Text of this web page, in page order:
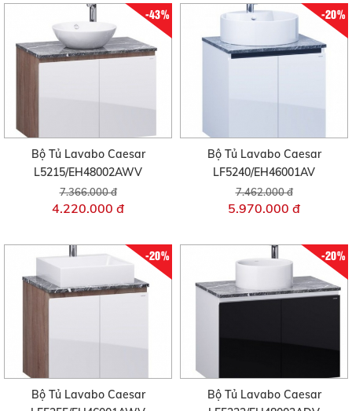
-43%
Bộ Tủ Lavabo Caesar
L5215/EH48002AWV
7.366.000 đ
4.220.000 đ
-20%
Bộ Tủ Lavabo Caesar
LF5240/EH46001AV
7.462.000 đ
5.970.000 đ
-20%
Bộ Tủ Lavabo Caesar
-20%
Bộ Tủ Lavabo Caesar